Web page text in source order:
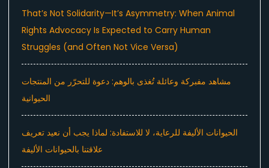
That’s Not Solidarity—It’s Asymmetry: When Animal
Rights Advocacy Is Expected to Carry Human
Struggles (and Often Not Vice Versa)
مشاهد مفبركة وعائلة تُغذى بالوهم: دعوة للتحرّر من المنتجات
الحيوانية
الحيوانات الأليفة للرعاية، لا للاستفادة: لماذا يجب أن نعيد تعريف
علاقتنا بالحيوانات الأليفة